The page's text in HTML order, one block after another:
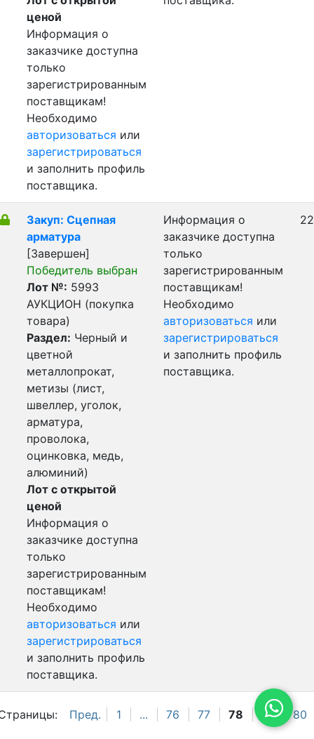
Пред. 1 ... 76 77 78 79 80
ценой
Информация о
заказчике доступна
только
зарегистрированным
поставщикам!
Необходимо
авторизоваться или
зарегистрироваться
и заполнить профиль
поставщика.
Закуп: Сцепная
арматура
[Завершен]
Победитель выбран
Лот №: 5993
АУКЦИОН (покупка
товара)
Раздел: Черный и
цветной
металлопрокат,
метизы (лист,
швеллер, уголок,
арматура,
проволока,
оцинковка, медь,
алюминий)
Лот с открытой
ценой
Информация о
заказчике доступна
только
зарегистрированным
поставщикам!
Необходимо
авторизоваться или
зарегистрироваться
и заполнить профиль
поставщика.
Информация о
заказчике доступна
только
зарегистрированным
поставщикам!
Необходимо
авторизоваться или
зарегистрироваться
и заполнить профиль
поставщика.